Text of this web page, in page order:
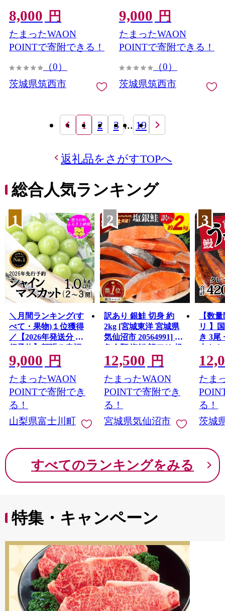
かり 新米5kg 米5kg 5キロ
銘柄米 茨城県 2026年度 8
年度 新生活 応援 kome
okome 茨城県産 国産 産地
直送 送料無料 関東 ふるさ
と納税 茨城 筑西市 筑西
8,000 円
たまったWAON
POINTで寄附できる！
（0）
茨城県筑西市
白米 ライス こしひかり む
せんまい ご飯 ごはん お弁
当 おにぎり 米5kg 5キロ
銘柄米 茨城県 新生活 応援
※ 関東 茨城県 筑西 新米予
9,000 円
たまったWAON
POINTで寄附できる！
（0）
茨城県筑西市
1 2 3 ... 19
返礼品をさがすTOPへ
総合人気ランキング
1
＼月間ランキング(す
べて・果物)１位獲得
／【2026年発送分 先
行予約】頬張る幸福
感 〜緑の宝石・ シ
ャインマスカット 〜
１ｋｇ以上（２〜３
房） フルーツ 山梨県
産 果物 くだもの シャ
イン マスカット ぶど
う ブドウ 葡萄 大粒 種
9000円 九千円
9,000 円
たまったWAON
POINTで寄附でき
る！
山梨県富士川町
2
訳あり 銀鮭 切身 約
2kg [宮城東洋 宮城県
気仙沼市 20564991] 鮭
魚介類 海鮮 訳アリ 規
格外 不揃い さけ サケ
鮭切身 シャケ 切り身
冷凍 家庭用 おかず 弁
当 支援 サーモン 銀鮭
切り身 魚 わけあり
12,500 円
たまったWAON
POINTで寄附でき
る！
宮城県気仙沼市
3
【数
リ 】
き 3尾
大き
レ・
鰻 ふ
な重
茨城
と納
たま
る！
茨城
すべてのランキングをみる
特集・キャンペーン